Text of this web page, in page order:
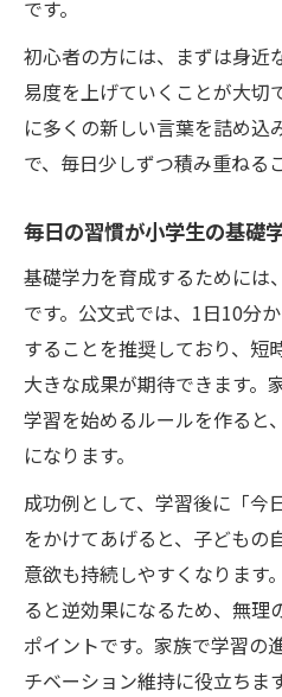
です。
初心者の方には、まずは身近
易度を上げていくことが大切
に多くの新しい言葉を詰め込
で、毎日少しずつ積み重ねる
毎日の習慣が小学生の基礎
基礎学力を育成するためには
です。公文式では、1日10分
することを推奨しており、短
大きな成果が期待できます。
学習を始めるルールを作ると
になります。
成功例として、学習後に「今
をかけてあげると、子どもの
意欲も持続しやすくなります
ると逆効果になるため、無理
ポイントです。家族で学習の
チベーション維持に役立ちます